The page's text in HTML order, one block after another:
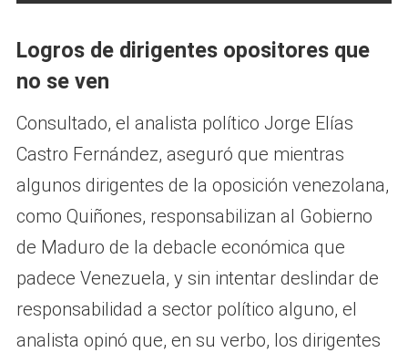
Logros de dirigentes opositores que
no se ven
Consultado, el analista político Jorge Elías
Castro Fernández, aseguró que mientras
algunos dirigentes de la oposición venezolana,
como Quiñones, responsabilizan al Gobierno
de Maduro de la debacle económica que
padece Venezuela, y sin intentar deslindar de
responsabilidad a sector político alguno, el
analista opinó que, en su verbo, los dirigentes